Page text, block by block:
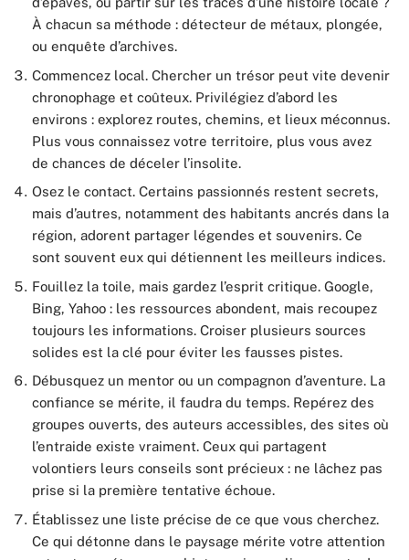
À chacun sa méthode : détecteur de métaux, plongée,
ou enquête d’archives.
Commencez local. Chercher un trésor peut vite devenir
chronophage et coûteux. Privilégiez d’abord les
environs : explorez routes, chemins, et lieux méconnus.
Plus vous connaissez votre territoire, plus vous avez
de chances de déceler l’insolite.
Osez le contact. Certains passionnés restent secrets,
mais d’autres, notamment des habitants ancrés dans la
région, adorent partager légendes et souvenirs. Ce
sont souvent eux qui détiennent les meilleurs indices.
Fouillez la toile, mais gardez l’esprit critique. Google,
Bing, Yahoo : les ressources abondent, mais recoupez
toujours les informations. Croiser plusieurs sources
solides est la clé pour éviter les fausses pistes.
Débusquez un mentor ou un compagnon d’aventure. La
confiance se mérite, il faudra du temps. Repérez des
groupes ouverts, des auteurs accessibles, des sites où
l’entraide existe vraiment. Ceux qui partagent
volontiers leurs conseils sont précieux : ne lâchez pas
prise si la première tentative échoue.
Établissez une liste précise de ce que vous cherchez.
Ce qui détonne dans le paysage mérite votre attention